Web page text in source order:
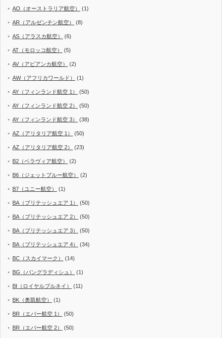
AO（オーストラリア航空） (1)
AR（アルゼンチン航空） (8)
AS（アラスカ航空） (6)
AT（モロッコ航空） (5)
AV（アビアンカ航空） (2)
AW（アフリカワールド） (1)
AY（フィンランド航空 1） (50)
AY（フィンランド航空 2） (50)
AY（フィンランド航空 3） (38)
AZ（アリタリア航空 1） (50)
AZ（アリタリア航空 2） (23)
B2（ベラヴィア航空） (2)
B6（ジェットブルー航空） (2)
B7（ユニー航空） (1)
BA（ブリテッシュエア 1） (50)
BA（ブリテッシュエア 2） (50)
BA（ブリテッシュエア 3） (50)
BA（ブリテッシュエア 4） (34)
BC（スカイマーク） (14)
BG（バングラディシュ） (1)
BI（ロイヤルブルネイ） (11)
BK（奥凱航空） (1)
BR（エバー航空 1） (50)
BR（エバー航空 2） (50)